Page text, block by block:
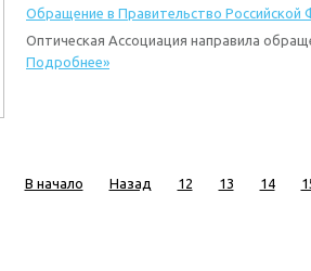
Обращение в Правительство Российской
Оптическая Ассоциация направила
Подробнее»
В начало Назад 12 13 14